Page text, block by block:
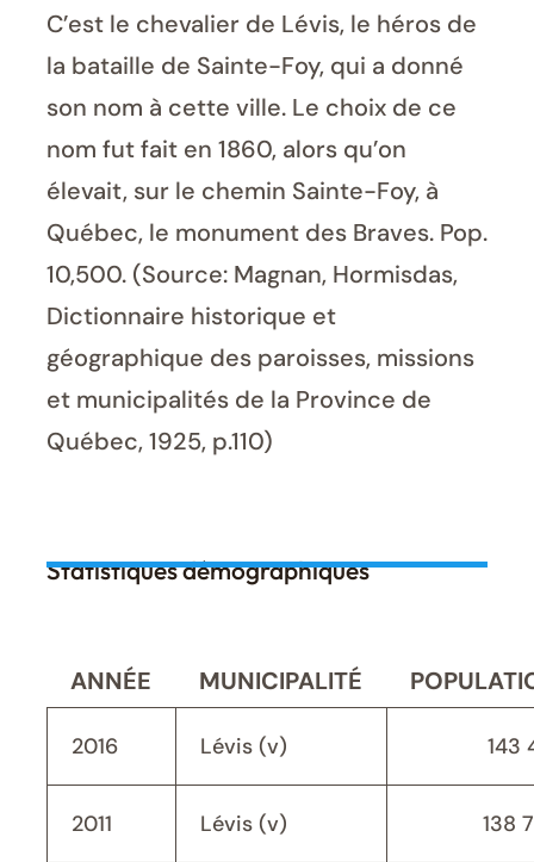
C’est le chevalier de Lévis, le héros de
la bataille de Sainte-Foy, qui a donné
son nom à cette ville. Le choix de ce
nom fut fait en 1860, alors qu’on
élevait, sur le chemin Sainte-Foy, à
Québec, le monument des Braves. Pop.
10,500. (Source: Magnan, Hormisdas,
Dictionnaire historique et
géographique des paroisses, missions
et municipalités de la Province de
Québec, 1925, p.110)
Statistiques démographiques
ANNÉE MUNICIPALITÉ
2016 Lévis (v) 143
2011 Lévis (v) 138